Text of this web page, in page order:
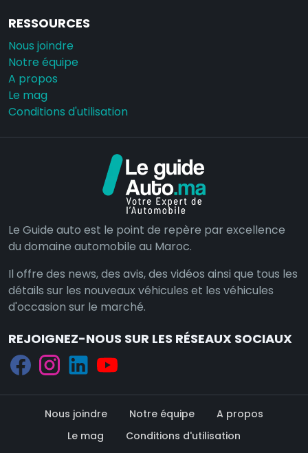
RESSOURCES
Nous joindre
Notre équipe
A propos
Le mag
Conditions d'utilisation
Le Guide auto est le point de repère par excellence
du domaine automobile au Maroc.
Il offre des news, des avis, des vidéos ainsi que tous les
détails sur les nouveaux véhicules et les véhicules
d'occasion sur le marché.
REJOIGNEZ-NOUS SUR LES RÉSEAUX SOCIAUX
Nous joindre Notre équipe
A propos
Le mag
Conditions d'utilisation